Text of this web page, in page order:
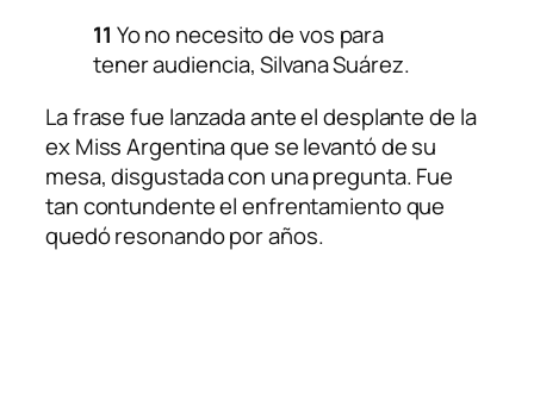
11 Yo no necesito de vos para
tener audiencia, Silvana Suárez.
La frase fue lanzada ante el desplante de la
ex Miss Argentina que se levantó de su
mesa, disgustada con una pregunta. Fue
tan contundente el enfrentamiento que
quedó resonando por años.